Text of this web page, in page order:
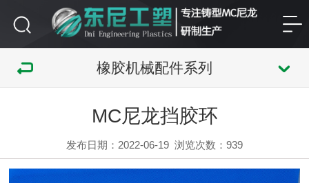
橡胶机械配件系列
MC尼龙挡胶环
发布日期：2022-06-19 浏览次数：939